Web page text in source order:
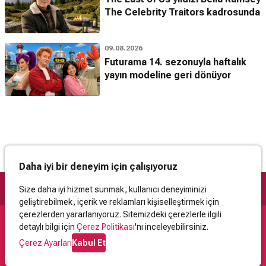
The Celebrity Traitors kadrosunda
09.08.2026
Futurama 14. sezonuyla haftalık
yayın modeline geri dönüyor
Daha iyi bir deneyim için çalışıyoruz
Size daha iyi hizmet sunmak, kullanıcı deneyiminizi
geliştirebilmek, içerik ve reklamları kişiselleştirmek için
çerezlerden yararlanıyoruz. Sitemizdeki çerezlerle ilgili
detaylı bilgi için Çerez Politikası'nı inceleyebilirsiniz.
Çerez AyarlarıKabul Et
Destek
İletişimYardımKullanıcı Sözleşmesi